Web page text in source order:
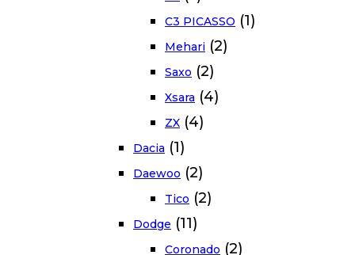
C3 PICASSO (1)
Mehari (2)
Saxo (2)
Xsara (4)
ZX (4)
Dacia (1)
Daewoo (2)
Tico (2)
Dodge (11)
Coronado (2)